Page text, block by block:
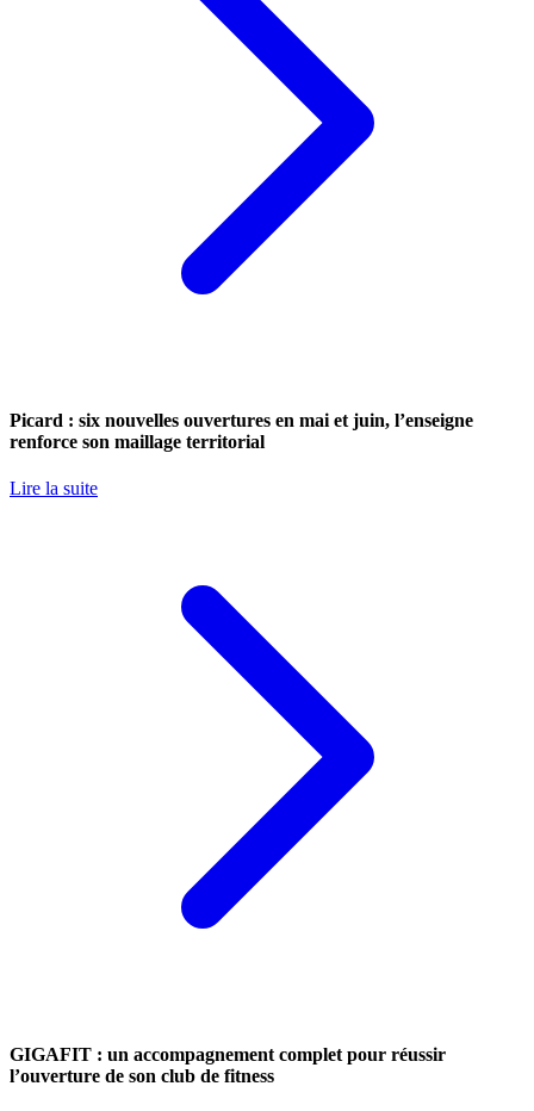
Picard : six nouvelles ouvertures en mai et juin, l’enseigne
renforce son maillage territorial
Lire la suite
GIGAFIT : un accompagnement complet pour réussir
l’ouverture de son club de fitness